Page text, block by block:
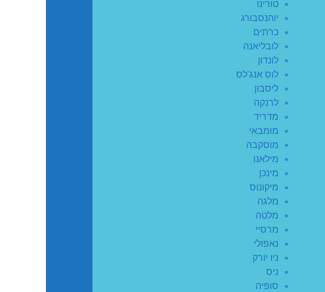
טורינו
יוהנסבורג
כרתים
לובליאנה
לונדון
לוס אנג'לס
ליסבון
לרנקה
מדריד
מומבאי
מוסקבה
מילאנו
מינכן
מיקונוס
מלגה
מלטה
מרסיי
נאפולי
ניו יורק
ניס
סופיה